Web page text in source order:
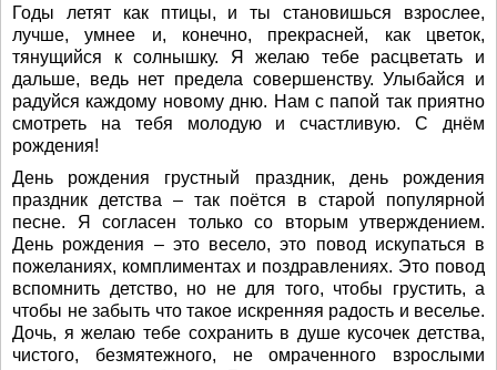
Годы летят как птицы, и ты становишься взрослее,
лучше, умнее и, конечно, прекрасней, как цветок,
тянущийся к солнышку. Я желаю тебе расцветать и
дальше, ведь нет предела совершенству. Улыбайся и
радуйся каждому новому дню. Нам с папой так приятно
смотреть на тебя молодую и счастливую. С днём
рождения!
День рождения грустный праздник, день рождения
праздник детства – так поётся в старой популярной
песне. Я согласен только со вторым утверждением.
День рождения – это весело, это повод искупаться в
пожеланиях, комплиментах и поздравлениях. Это повод
вспомнить детство, но не для того, чтобы грустить, а
чтобы не забыть что такое искренняя радость и веселье.
Дочь, я желаю тебе сохранить в душе кусочек детства,
чистого, безмятежного, не омраченного взрослыми